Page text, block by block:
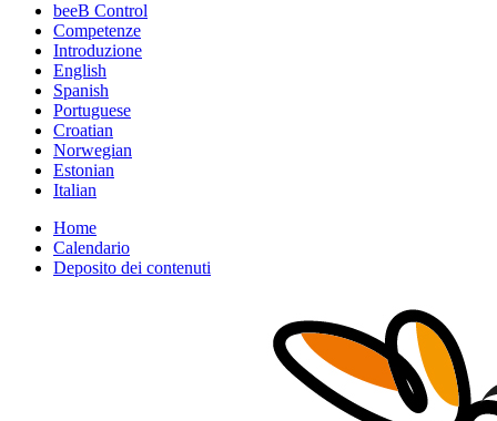
beeB Control
Competenze
Introduzione
English
Spanish
Portuguese
Croatian
Norwegian
Estonian
Italian
Home
Calendario
Deposito dei contenuti